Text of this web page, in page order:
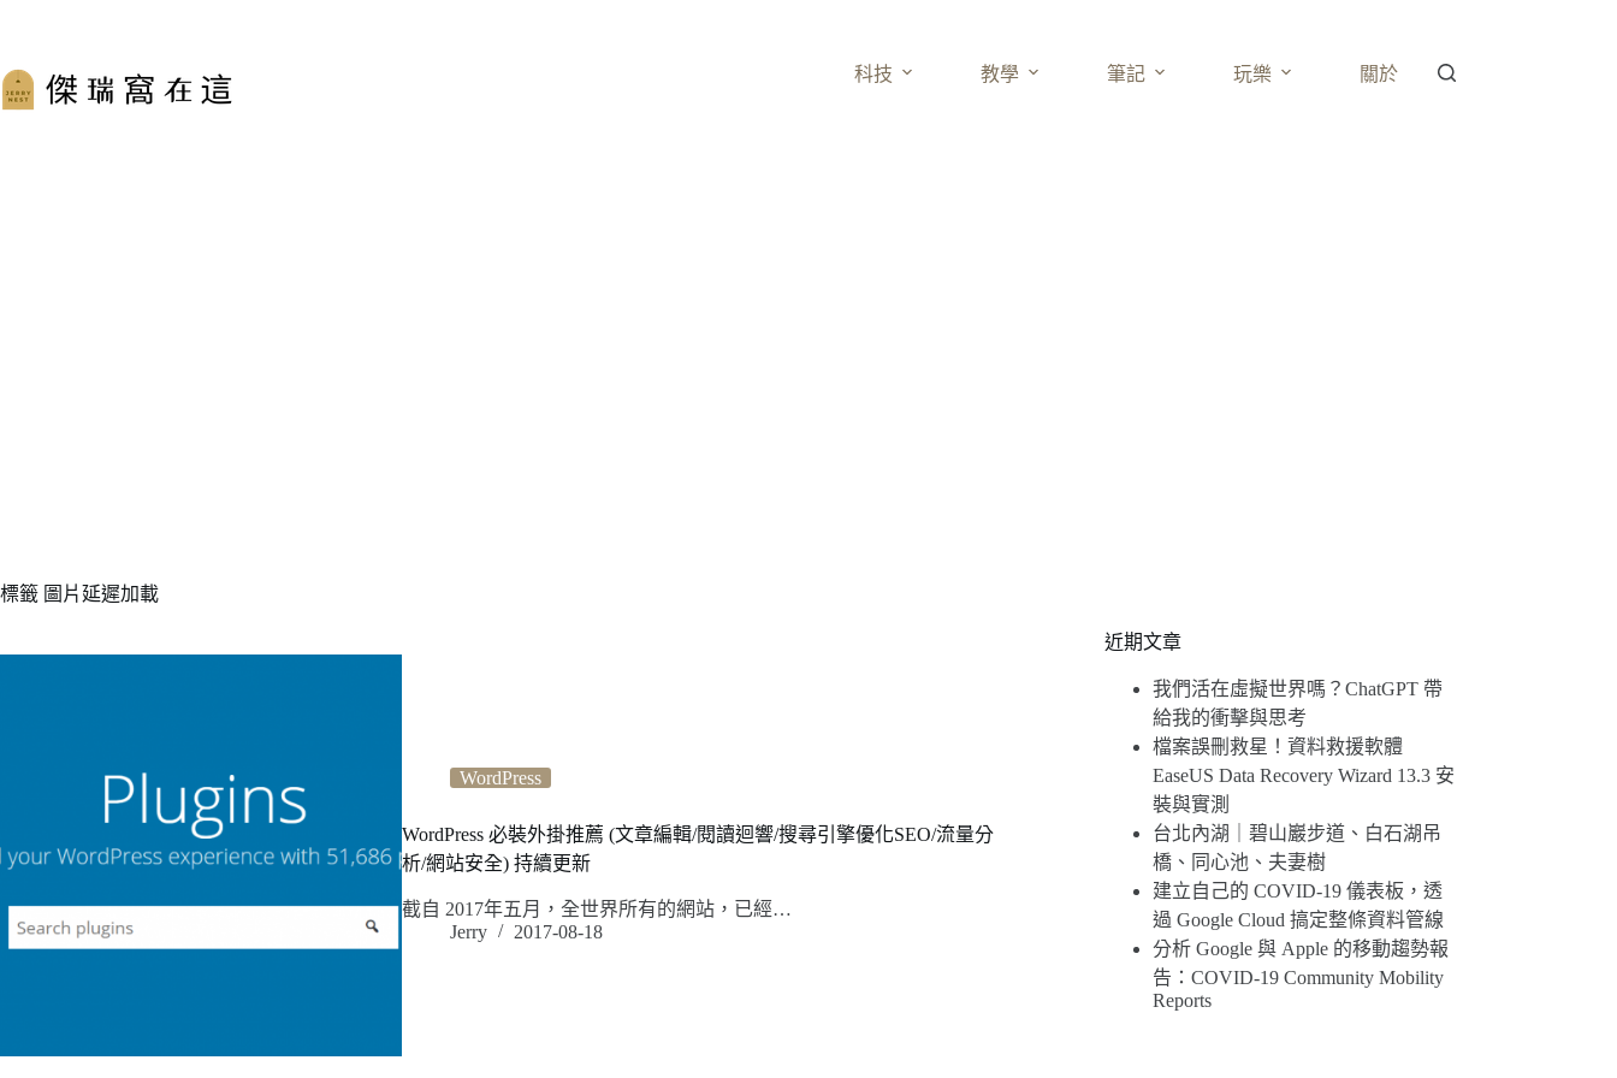
主
要
科技 教學 筆記 玩樂 關於
標籤 圖片延遲加載
WordPress
WordPress 必裝外掛推薦 (文章編輯/閱讀迴響/搜尋引擎優化SEO/流量分
析/網站安全) 持續更新
截自 2017年五月，全世界所有的網站，已經…
Jerry
2017-08-18
近期文章
我們活在虛擬世界嗎？ChatGPT 帶
給我的衝擊與思考
檔案誤刪救星！資料救援軟體
EaseUS Data Recovery Wizard 13.3 安
裝與實測
台北內湖｜碧山巖步道、白石湖吊
橋、同心池、夫妻樹
建立自己的 COVID-19 儀表板，透
過 Google Cloud 搞定整條資料管線
分析 Google 與 Apple 的移動趨勢報
告：COVID-19 Community Mobility
Reports